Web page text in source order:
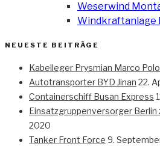
Weserwind
Windkraftanlage
NEUESTE BEITRÄGE
Kabelleger Prysmian Marco Polo
Autotransporter BYD Jinan 22.
Containerschiff Busan Express
Einsatzgruppenversorger Berlin
2020
Tanker Front Force 9.